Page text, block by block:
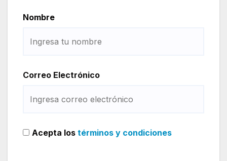
Nombre
Correo Electrónico
Acepta los términos y condiciones